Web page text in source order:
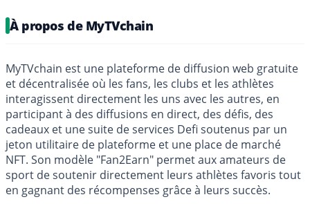
À propos de MyTVchain
MyTVchain est une plateforme de diffusion web gratuite
et décentralisée où les fans, les clubs et les athlètes
interagissent directement les uns avec les autres, en
participant à des diffusions en direct, des défis, des
cadeaux et une suite de services Defi soutenus par un
jeton utilitaire de plateforme et une place de marché
NFT. Son modèle "Fan2Earn" permet aux amateurs de
sport de soutenir directement leurs athlètes favoris tout
en gagnant des récompenses grâce à leurs succès.